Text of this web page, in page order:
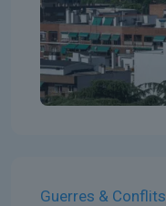
Guerres & Conflits